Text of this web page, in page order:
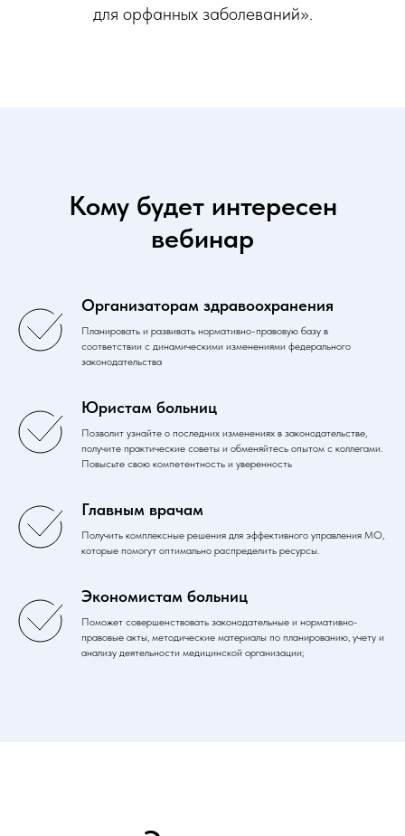
для орфанных заболеваний».
Кому будет интересен
вебинар
Организаторам здравоохранения
Планировать и развивать нормативно-правовую базу в
соответствии с динамическими изменениями федерального
законодательства
Юристам больниц
Позволит узнайте о последних изменениях в законодательстве,
получите практические советы и обменяйтесь опытом с коллегами.
Повысьте свою компетентность и уверенность
Главным врачам
Получить комплексные решения для эффективного управления МО,
которые помогут оптимально распределить ресурсы.
Экономистам больниц
Поможет совершенствовать законодательные и нормативно-
правовые акты, методические материалы по планированию, учету и
анализу деятельности медицинской организации;